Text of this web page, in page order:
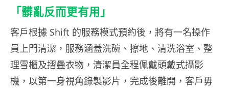
「髒亂反而更有用」
客戶根據 Shift 的服務模式預約後，將有一名操作
員上門清潔，服務涵蓋洗碗、擦地、清洗浴室、整
理雪櫃及摺疊衣物，清潔員全程佩戴頭戴式攝影
機，以第一身視角錄製影片，完成後離開，客戶毋